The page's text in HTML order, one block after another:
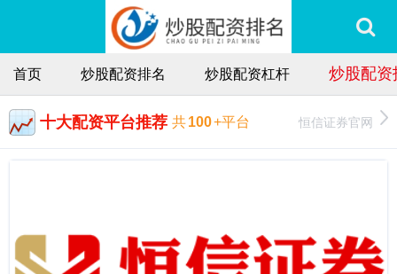
首页 炒股配资排名 炒股配资杠杆 炒股配资
十大配资平台推荐 共100+平台 恒信证券官网